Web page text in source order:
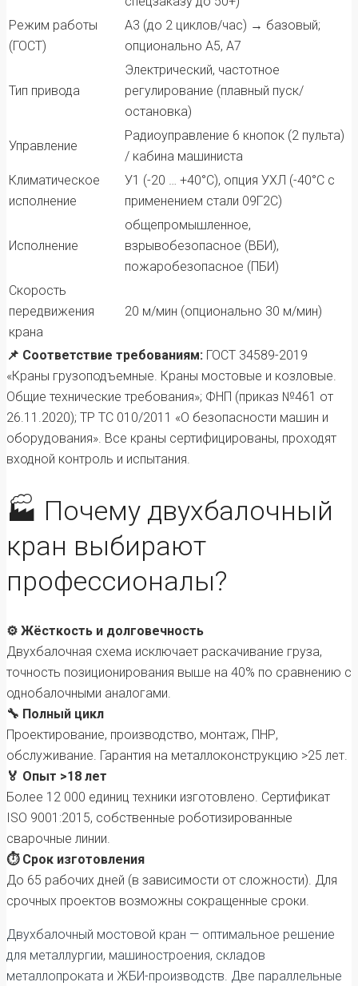
Режим работы
(ГОСТ)
А3 (до 2 циклов/час) → базовый;
опционально А5, А7
Тип привода
Электрический, частотное
регулирование (плавный пуск/
остановка)
Управление
Радиоуправление 6 кнопок (2 пульта)
/ кабина машиниста
Климатическое
исполнение
У1 (-20 … +40°C), опция УХЛ (-40°C с
применением стали 09Г2С)
Исполнение
общепромышленное,
взрывобезопасное (ВБИ),
пожаробезопасное (ПБИ)
Скорость
передвижения
крана
20 м/мин (опционально 30 м/мин)
📌 Соответствие требованиям: ГОСТ 34589-2019
«Краны грузоподъемные. Краны мостовые и козловые.
Общие технические требования»; ФНП (приказ №461 от
26.11.2020); ТР ТС 010/2011 «О безопасности машин и
оборудования». Все краны сертифицированы, проходят
входной контроль и испытания.
🏭 Почему двухбалочный
кран выбирают
профессионалы?
⚙️ Жёсткость и долговечность
Двухбалочная схема исключает раскачивание груза,
точность позиционирования выше на 40% по сравнению с
однобалочными аналогами.
🔧 Полный цикл
Проектирование, производство, монтаж, ПНР,
обслуживание. Гарантия на металлоконструкцию >25 лет.
🏅 Опыт >18 лет
Более 12 000 единиц техники изготовлено. Сертификат
ISO 9001:2015, собственные роботизированные
сварочные линии.
⏱️ Срок изготовления
До 65 рабочих дней (в зависимости от сложности). Для
срочных проектов возможны сокращенные сроки.
Двухбалочный мостовой кран — оптимальное решение
для металлургии, машиностроения, складов
металлопроката и ЖБИ-производств. Две параллельные